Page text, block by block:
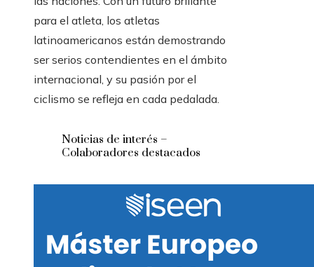
para el atleta, los atletas
latinoamericanos están demostrando
ser serios contendientes en el ámbito
internacional, y su pasión por el
ciclismo se refleja en cada pedalada.
Noticias de interés –
Colaboradores destacados